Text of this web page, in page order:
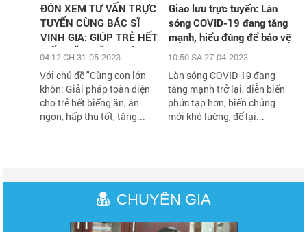
ĐÓN XEM TƯ VẤN TRỰC
TUYẾN CÙNG BÁC SĨ
VINH GIA: GIÚP TRẺ HẾT
BIẾNG ĂN, TĂNG CÂN,
HÀNG NGÀN QUÀ TẶNG
H
04:12 CH 31-05-2023
Với chủ đề "Cùng con lớn
khôn: Giải pháp toàn diện
cho trẻ hết biếng ăn, ăn
ngon, hấp thu tốt, tăng...
Giao lưu trực tuyến: Làn
sóng COVID-19 đang tăng
mạnh, hiểu đúng để bảo vệ
sức khỏe an toàn
10:50 SA 27-04-2023
Làn sóng COVID-19 đang
tăng mạnh trở lại, diễn biến
phức tạp hơn, biến chủng
mới khó lường, để lại...
CHUYÊN GIA